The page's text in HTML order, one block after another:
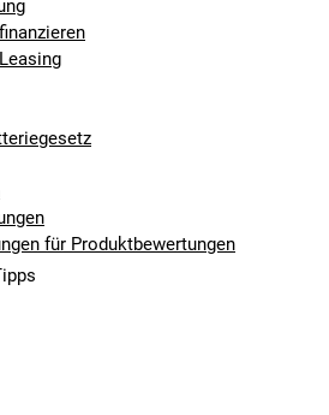
für Produktbewertungen